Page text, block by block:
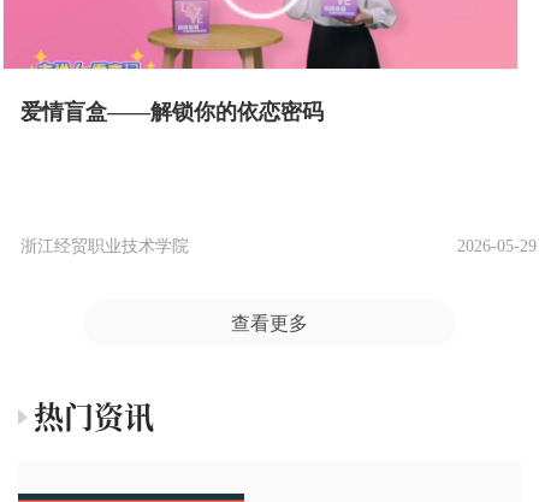
爱情盲盒——解锁你的依恋密码
浙江经贸职业技术学院 2026-05-29
查看更多
热门资讯